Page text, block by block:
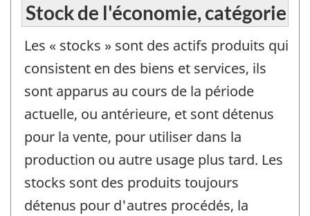
Stock de l'économie, catégorie
Les « stocks » sont des actifs produits qui
consistent en des biens et services, ils
sont apparus au cours de la période
actuelle, ou antérieure, et sont détenus
pour la vente, pour utiliser dans la
production ou autre usage plus tard. Les
stocks sont des produits toujours
détenus pour d'autres procédés, la